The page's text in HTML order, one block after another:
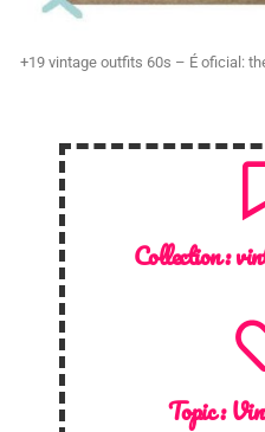
+19 vintage outfits 60s – É oficial:
Collection :
Topic :